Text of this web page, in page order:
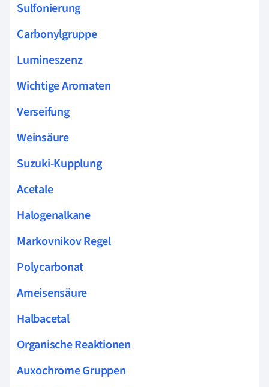
Sulfonierung
Carbonylgruppe
Lumineszenz
Wichtige Aromaten
Verseifung
Weinsäure
Suzuki-Kupplung
Acetale
Halogenalkane
Markovnikov Regel
Polycarbonat
Ameisensäure
Halbacetal
Organische Reaktionen
Auxochrome Gruppen